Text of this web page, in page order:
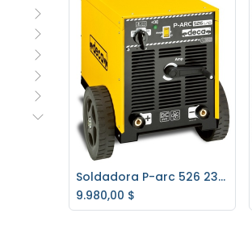
Agregar al carrito
Soldadora P-arc 526 230/400v 260 Amp. Deca
9.980,00 $